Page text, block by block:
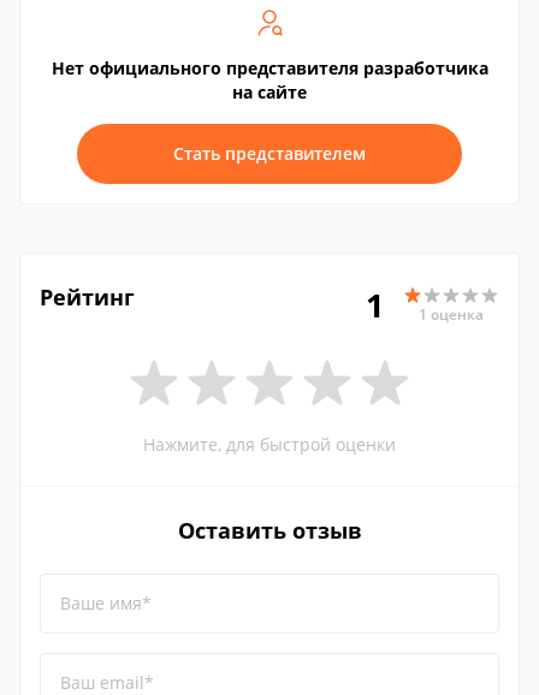
Нет официального представителя разработчика
на сайте
Стать представителем
Рейтинг 1 1 оценка
Нажмите, для быстрой оценки
Оставить отзыв
Ваше имя*
Ваш email*